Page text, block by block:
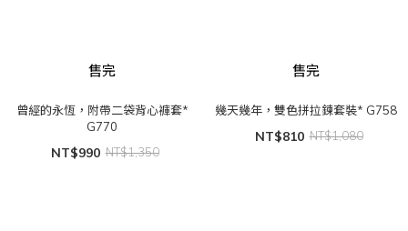
售完
曾經的永恆，附帶二袋背心褲套*
G770
NT$990 NT$1,350
售完
幾天幾年，雙色拼拉鍊套裝* G758
NT$810 NT$1,080